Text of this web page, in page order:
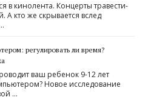
в кинолента. Концерты травести-
А кто же скрывается вслед
регулировать ли время?
ваш ребенок 9-12 лет
Новое исследование
…